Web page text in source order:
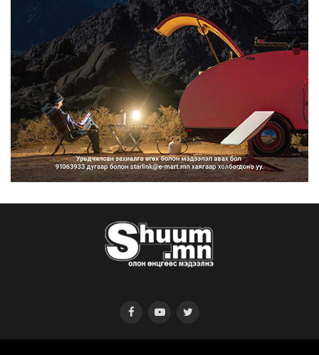
сурталчилгааны дууд...
2026/08/07
Нийтийн тээврийн Ч:19А чиглэлийн
замналд түр хугац...
2026/08/07
Автомашины улсын дугаар сондгой
тоогоор төгссөн бо...